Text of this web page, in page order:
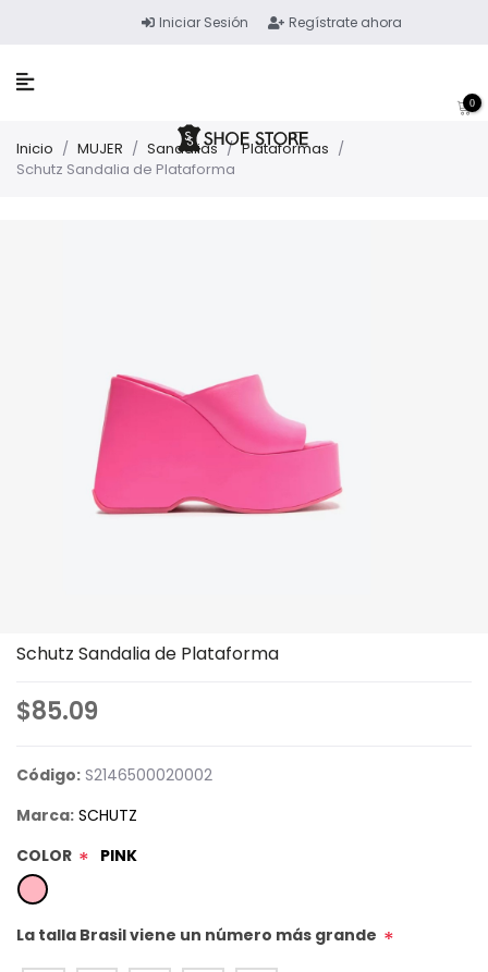
Iniciar Sesión Regístrate ahora
0
Inicio / MUJER / Sandalias / Plataformas /
Schutz Sandalia de Plataforma
Schutz Sandalia de Plataforma
$85.09
Código: S2146500020002
Marca: SCHUTZ
COLOR * PINK
La talla Brasil viene un número más grande *